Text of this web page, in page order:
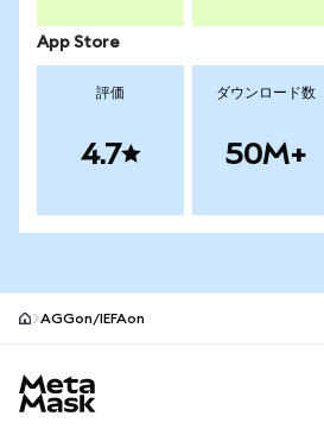
App Store
評価
4.7
ダウンロード数
50M+
AGGon/IEFAon